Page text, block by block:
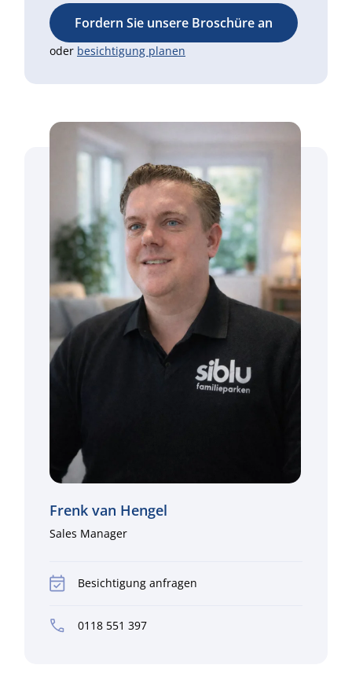
Fordern Sie unsere Broschüre an
oder besichtigung planen
Frenk van Hengel
Sales Manager
Besichtigung anfragen
0118 551 397